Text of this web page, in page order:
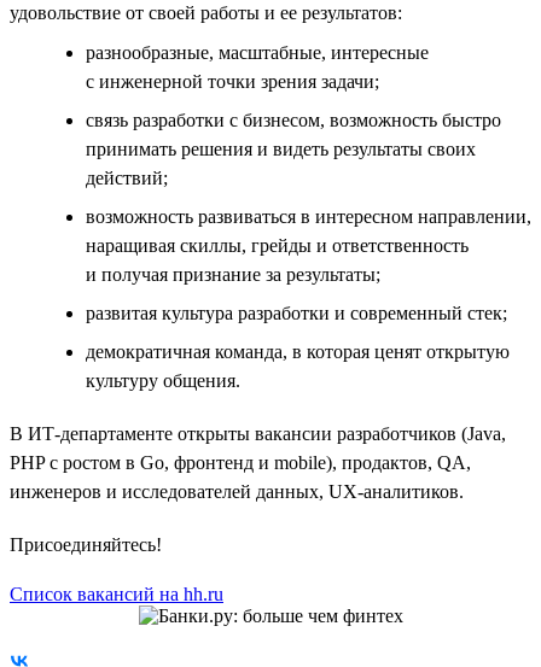
удовольствие от своей работы и ее результатов:
разнообразные, масштабные, интересные
с инженерной точки зрения задачи;
связь разработки с бизнесом, возможность быстро
принимать решения и видеть результаты своих
действий;
возможность развиваться в интересном направлении,
наращивая скиллы, грейды и ответственность
и получая признание за результаты;
развитая культура разработки и современный стек;
демократичная команда, в которая ценят открытую
культуру общения.
В ИТ-департаменте открыты вакансии разработчиков (Java,
PHP с ростом в Go, фронтенд и mobile), продактов, QA,
инженеров и исследователей данных, UX-аналитиков.
Присоединяйтесь!
Список вакансий на hh.ru